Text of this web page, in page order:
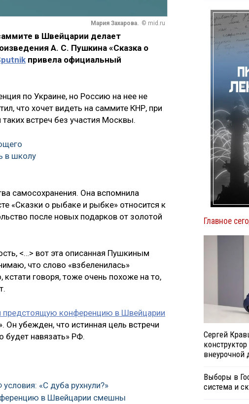
Мария Захарова. © mid.ru
в Швейцарии делает
А. С. Пушкина «Сказка о
привела официальный
по Украине, но Россию на нее не
что хочет видеть на саммите КНР, при
встреч без участия Москвы.
в школу
самосохранения. Она вспомнила
«Сказки о рыбаке и рыбке» относится к
после новых подарков от золотой
<…> вот эта описанная Пушкиным
что слово «взбеленилась»
говоря, тоже очень похоже на то,
предстоящую конференцию в Швейцарии
Он убежден, что истинная цель встречи
будет навязать» РФ.
«С дуба рухнули?»
в Швейцарии смешны
Главное
Сергей
внеурочной
Выборы в
система и